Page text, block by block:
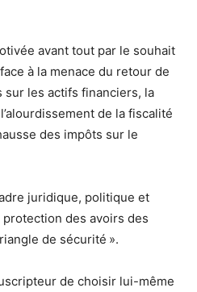
avant tout par le souhait
à la menace du retour de
sur les actifs financiers, la
de la fiscalité
des impôts sur le
juridique, politique et
des avoirs des
de sécurité ».
de choisir lui-même